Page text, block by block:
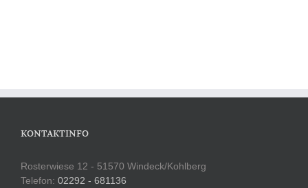
KONTAKTINFO
Rosterwiese 12 - 51570 Windeck/Kohlberg
Telefon: 02292 - 681136